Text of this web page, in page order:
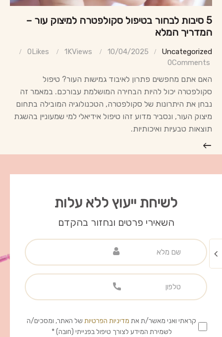
5 סיבות לבחור בטיפול סקולפטרה למיצוק עור –
המדריך המלא
Uncategorized
10/04/2025
1KViews
0 Likes
0Comments
האם אתם מחפשים פתרון לאיבוד גמישות העור? טיפול
סקולפטרה יכול להיות הבחירה המושלמת עבורכם. במאמר זה
נבחן את היתרונות של סקולפטרה, הטכנולוגיה המובילה בתחום
מיצוק העור, ונסביר מדוע זהו טיפול אידיאלי למי שמעוניין בהשגת
תוצאות טבעיות ואיכותיות.
לשיחת ייעוץ ללא עלות
השאירי פרטים ונחזור בהקדם
קראתי ואני מאשר/ת את מדיניות הפרטיות של האתר, ומסכים/ה
לשמירת המידע לצורך טיפול בפנייתי (חובה) *